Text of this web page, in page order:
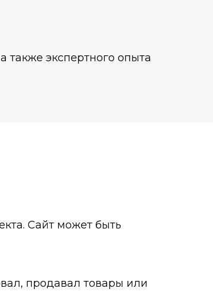
также экспертного опыта
Сайт может быть
продавал товары или